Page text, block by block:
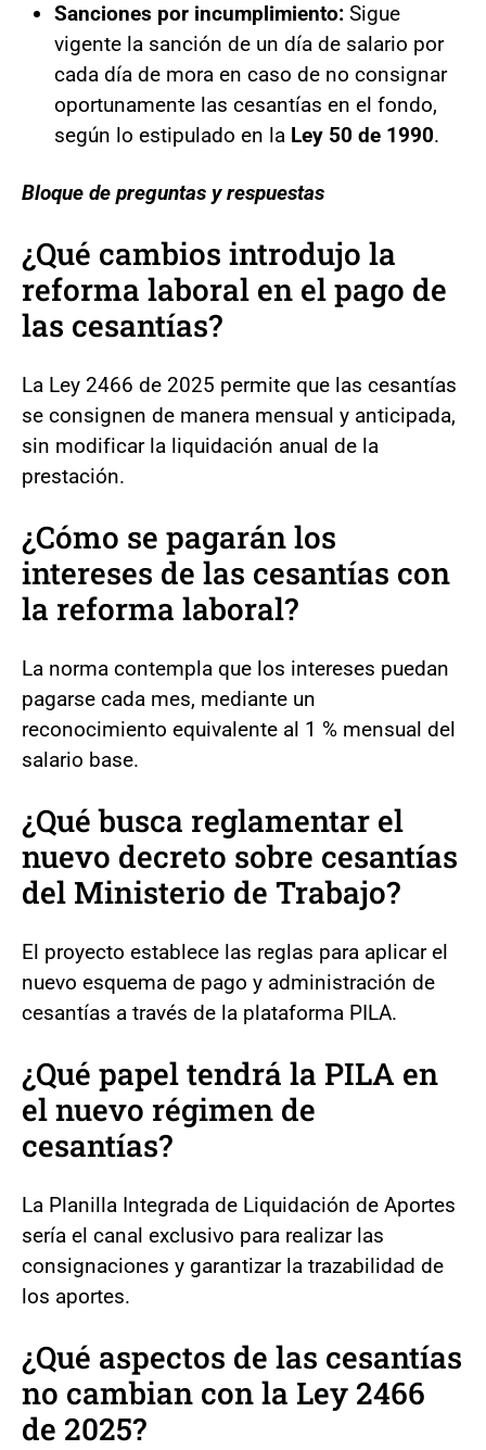
Sanciones por incumplimiento: Sigue
vigente la sanción de un día de salario por
cada día de mora en caso de no consignar
oportunamente las cesantías en el fondo,
según lo estipulado en la Ley 50 de 1990.
Bloque de preguntas y respuestas
¿Qué cambios introdujo la
reforma laboral en el pago de
las cesantías?
La Ley 2466 de 2025 permite que las cesantías
se consignen de manera mensual y anticipada,
sin modificar la liquidación anual de la
prestación.
¿Cómo se pagarán los
intereses de las cesantías con
la reforma laboral?
La norma contempla que los intereses puedan
pagarse cada mes, mediante un
reconocimiento equivalente al 1 % mensual del
salario base.
¿Qué busca reglamentar el
nuevo decreto sobre cesantías
del Ministerio de Trabajo?
El proyecto establece las reglas para aplicar el
nuevo esquema de pago y administración de
cesantías a través de la plataforma PILA.
¿Qué papel tendrá la PILA en
el nuevo régimen de
cesantías?
La Planilla Integrada de Liquidación de Aportes
sería el canal exclusivo para realizar las
consignaciones y garantizar la trazabilidad de
los aportes.
¿Qué aspectos de las cesantías
no cambian con la Ley 2466
de 2025?